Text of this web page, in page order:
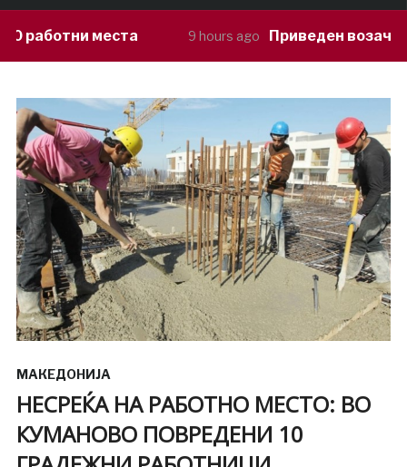
9 hours ago Приведен возач кој ја предизвикал
МАКЕДОНИЈА
НЕСРЕЌА НА РАБОТНО МЕСТО: ВО
КУМАНОВО ПОВРЕДЕНИ 10